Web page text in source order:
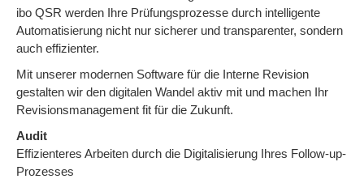
ibo QSR werden Ihre Prüfungsprozesse durch intelligente
Automatisierung nicht nur sicherer und transparenter, sondern
auch effizienter.
Mit unserer modernen Software für die Interne Revision
gestalten wir den digitalen Wandel aktiv mit und machen Ihr
Revisionsmanagement fit für die Zukunft.
Audit
Effizienteres Arbeiten durch die Digitalisierung Ihres Follow-up-
Prozesses